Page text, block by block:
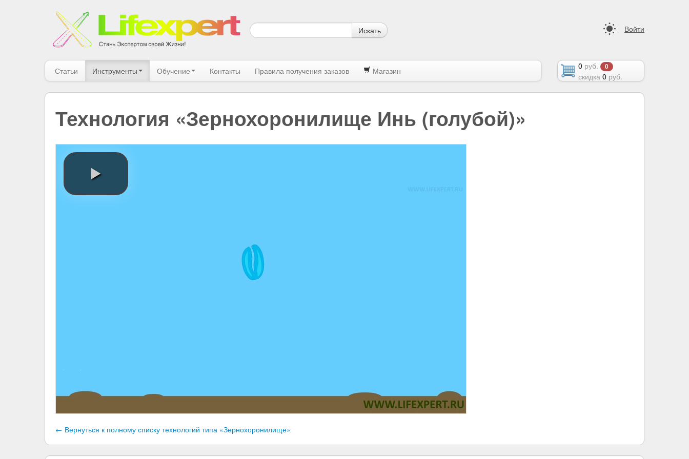
Искать Войти
Статьи Инструменты Обучение Контакты Правила получения заказов Магазин 0 руб. 0
скидка 0 руб.
Технология «Зернохоронилище Инь (голубой)»
← Вернуться к полному списку технологий типа «Зернохоронилище»